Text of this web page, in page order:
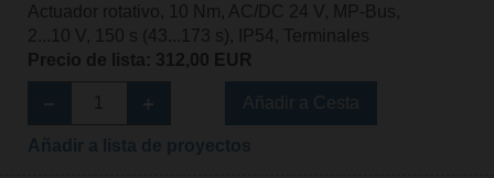
Actuador rotativo, 10 Nm, AC/DC 24 V, MP-Bus,
2...10 V, 150 s (43...173 s), IP54, Terminales
Precio de lista: 312,00 EUR